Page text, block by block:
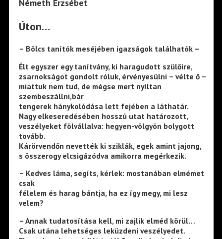
Németh Erzsébet
Úton…
– Bölcs tanítók meséjében igazságok találhatók –
Élt egyszer egy tanítvány, ki haragudott szülőire,
zsarnokságot gondolt róluk, érvényesülni – vélte ő –
miattuk nem tud, de mégse mert nyíltan
szembeszállni,bár
tengerek hánykolódása lett fejében a láthatár.
Nagy elkeseredésében hosszú utat határozott,
veszélyeket fölvállalva: hegyen-völgyön bolygott
tovább.
Kárörvendőn nevették ki sziklák, egek amint jajong,
s összerogy elcsigázódva amikorra megérkezik.
– Kedves láma, segíts, kérlek: mostanában elmémet
csak
félelem és harag bántja, ha ez így megy, mi lesz
velem?
– Annak tudatosítása kell, mi zajlik elméd körül…
Csak utána lehetséges leküzdeni veszélyedet.